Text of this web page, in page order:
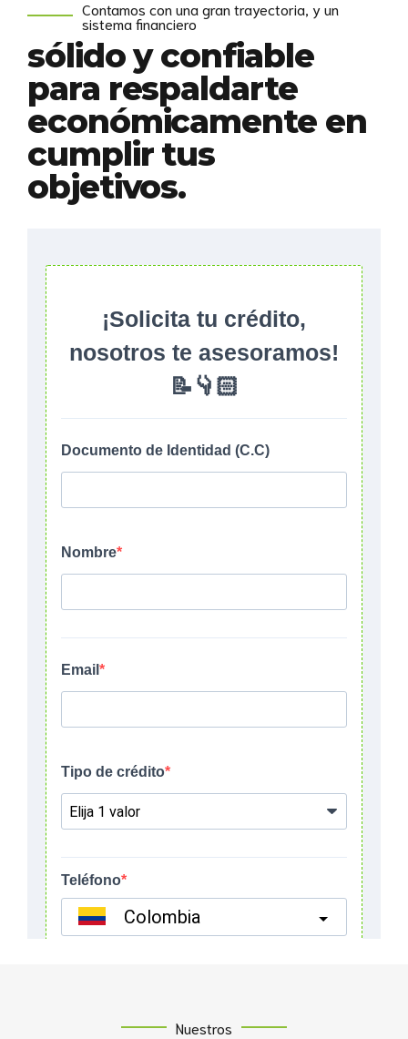
Contamos con una gran trayectoria, y un
sistema financiero
sólido y confiable
para respaldarte
económicamente en
cumplir tus
objetivos.
Nuestros